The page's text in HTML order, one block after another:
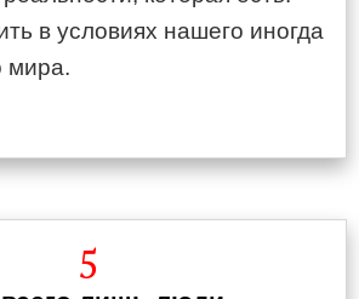
в условиях нашего иногда
мира.
5